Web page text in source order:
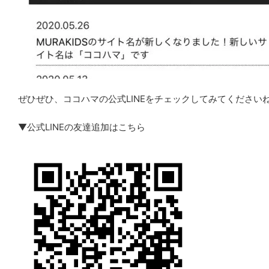
ぜひぜひ、ココハマの公式LINEをチェックしてみてください
▼公式LINEの友達追加はこちら